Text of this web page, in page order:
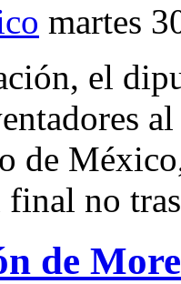
martes
el
de
no
de